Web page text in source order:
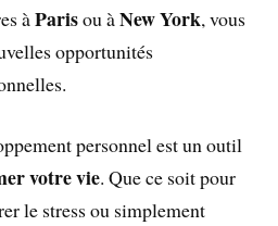
àParisou àNew York, vous
opportunités
personnel est un outil
votre vie. Que ce soit pour
le stress ou simplement